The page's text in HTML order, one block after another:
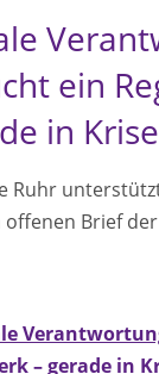
ein
in
Ruhr
offenen Brief
– gerade in